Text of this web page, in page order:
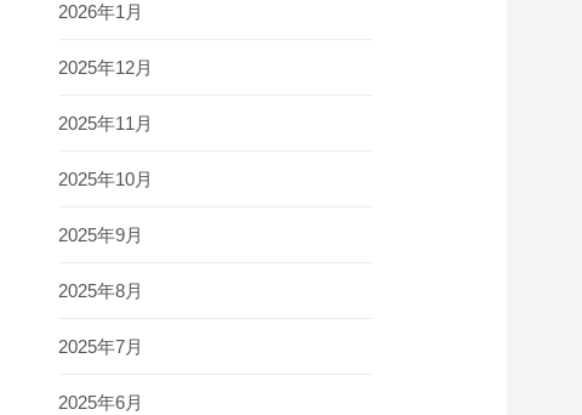
2026年1月
2025年12月
2025年11月
2025年10月
2025年9月
2025年8月
2025年7月
2025年6月